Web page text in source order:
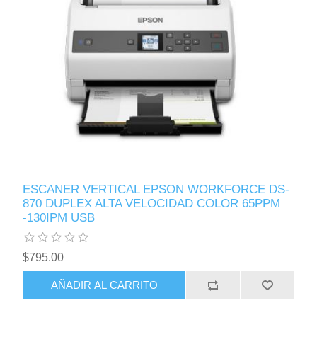
ESCANER VERTICAL EPSON WORKFORCE DS-
870 DUPLEX ALTA VELOCIDAD COLOR 65PPM
-130IPM USB
$795.00
AÑADIR AL CARRITO